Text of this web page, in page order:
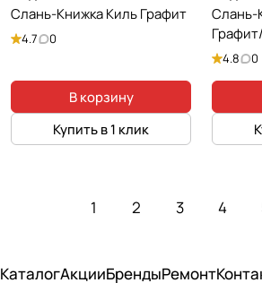
Слань-Книжка Киль Графит
4.7 0
В корзину
Купить в 1 клик
Слань-
4.8 0
1 2 3 4
КаталогАкцииБрендыРемонт